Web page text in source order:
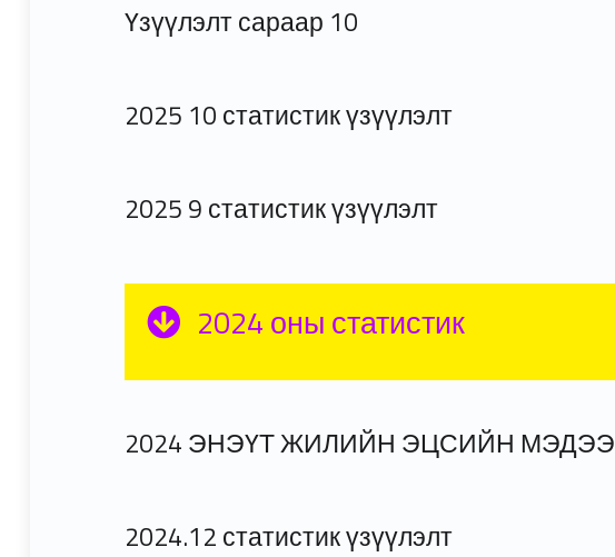
Үзүүлэлт сараар 10
2025 10 статистик үзүүлэлт
2025 9 статистик үзүүлэлт
2024 оны статистик
2024 ЭНЭҮТ ЖИЛИЙН ЭЦСИЙН МЭДЭЭ
2024.12 статистик үзүүлэлт